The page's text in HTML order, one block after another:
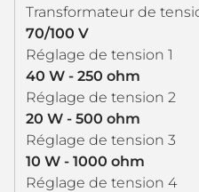
Transformateur de
70/100 V
Réglage de tension 1
40 W - 250 ohm
Réglage de tension 2
20 W - 500 ohm
Réglage de tension 3
10 W - 1000 ohm
Réglage de tension 4